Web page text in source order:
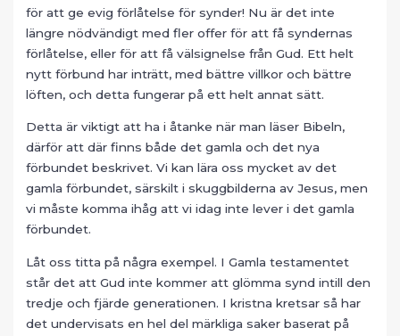
för att ge evig förlåtelse för synder! Nu är det inte
längre nödvändigt med fler offer för att få syndernas
förlåtelse, eller för att få välsignelse från Gud. Ett helt
nytt förbund har inträtt, med bättre villkor och bättre
löften, och detta fungerar på ett helt annat sätt.
Detta är viktigt att ha i åtanke när man läser Bibeln,
därför att där finns både det gamla och det nya
förbundet beskrivet. Vi kan lära oss mycket av det
gamla förbundet, särskilt i skuggbilderna av Jesus, men
vi måste komma ihåg att vi idag inte lever i det gamla
förbundet.
Låt oss titta på några exempel. I Gamla testamentet
står det att Gud inte kommer att glömma synd intill den
tredje och fjärde generationen. I kristna kretsar så har
det undervisats en hel del märkliga saker baserat på